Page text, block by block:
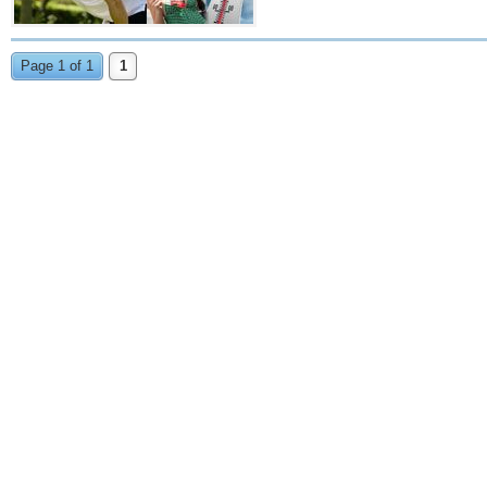
Page 1 of 1 1